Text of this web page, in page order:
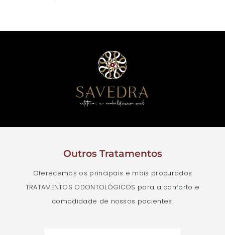
Outros Tratamentos
Oferecemos os principais e mais procurados
TRATAMENTOS ODONTOLÓGICOS para a conforto e
comodidade de nossos pacientes.